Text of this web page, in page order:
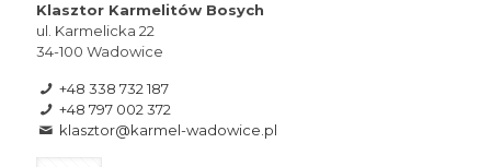
Klasztor Karmelitów Bosych
ul. Karmelicka 22
34-100 Wadowice
+48 338 732 187
+48 797 002 372
klasztor@karmel-wadowice.pl